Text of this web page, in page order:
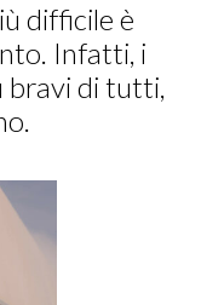
difficile è
Infatti, i
bravi di tutti,